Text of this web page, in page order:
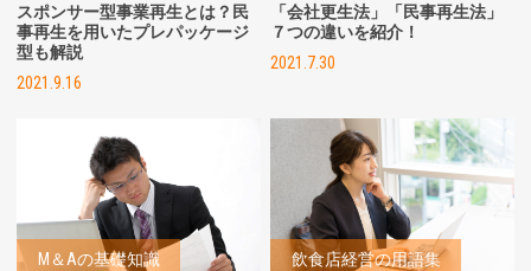
スポンサー型事業再生とは？民
事再生を用いたプレパッケージ
型も解説
2021.9.16
「会社更生法」「民事再生法」
７つの違いを紹介！
2021.7.30
M＆Aの基礎知識 飲食店経営の用語集